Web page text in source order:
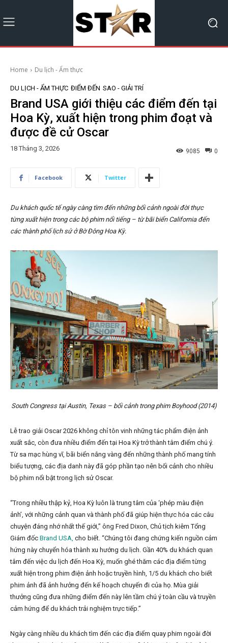
Home Du lịch - Ẩm thực
DU LỊCH - ẨM THỰC ĐIỂM ĐẾN SAO - GIẢI TRÍ
Brand USA giới thiệu các điểm đến tại
Hoa Kỳ, xuất hiện trong phim đoạt và
được đề cử Oscar
18 Tháng 3, 2026 0
9085
Facebook Twitter
Du khách quốc tế ngày càng tìm đến những bối cảnh ngoài đời thực
từng xuất hiện trong các bộ phim nổi tiếng – từ bãi biển California đến
các thành phố lịch sử ở Bờ Đông Hoa Kỳ.
South Congress tại Austin, Texas – bối cảnh trong phim Boyhood (2014)
Lễ trao giải Oscar 2026 không chỉ tôn vinh những tác phẩm điện ảnh
xuất sắc, còn đưa nhiều điểm đến tại Hoa Kỳ trở thành tâm điểm chú ý.
Từ sa mạc hùng vĩ, bãi biển nắng vàng đến những thành phố mang tính
biểu tượng, các địa danh này đã góp phần tạo nên bối cảnh cho nhiều
bộ phim nổi bật trong lịch sử Oscar.
“Trong nhiều thập kỷ, Hoa Kỳ luôn là trung tâm của ‘phép màu điện
ảnh’, với những cảnh quan và thành phố đã giúp hiện thực hóa các câu
chuyện đáng nhớ nhất thế giới,” ông Fred Dixon, Chủ tịch kiêm Tổng
Giám đốc Brand USA, cho biết. “Chúng tôi đang chứng kiến nguồn cảm
hứng này chuyển hóa thành xu hướng du lịch. Gần 40% du khách quan
tâm đến việc du lịch đến Hoa Kỳ, muốn ghé thăm các địa điểm từng
xuất hiện trong phim điện ảnh hoặc truyền hình, 1/5 du khách cho biết
phim ảnh đã ảnh hưởng đến kế hoạch chuyến đi của họ. Mùa giải
thưởng cũng đưa những điểm đến này lên tầm chú ý toàn cầu và truyền
cảm hứng để du khách trải nghiệm trực tiếp.”
Ngày càng nhiều du khách tìm đến các địa điểm quay phim ngoài đời